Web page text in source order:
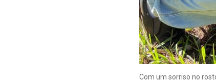
Com um sorriso no